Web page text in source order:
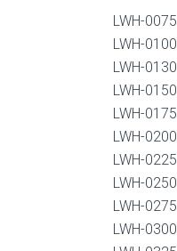
LWH-0075
LWH-0100
LWH-0130
LWH-0150
LWH-0175
LWH-0200
LWH-0225
LWH-0250
LWH-0275
LWH-0300